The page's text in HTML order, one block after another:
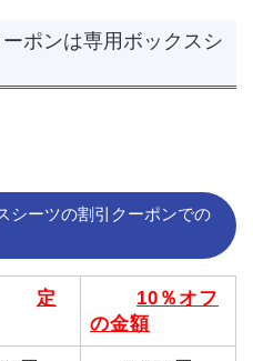
ポンは専用ボックスシ
シーツの割引クーポンでの
定
10％オフ
の金額